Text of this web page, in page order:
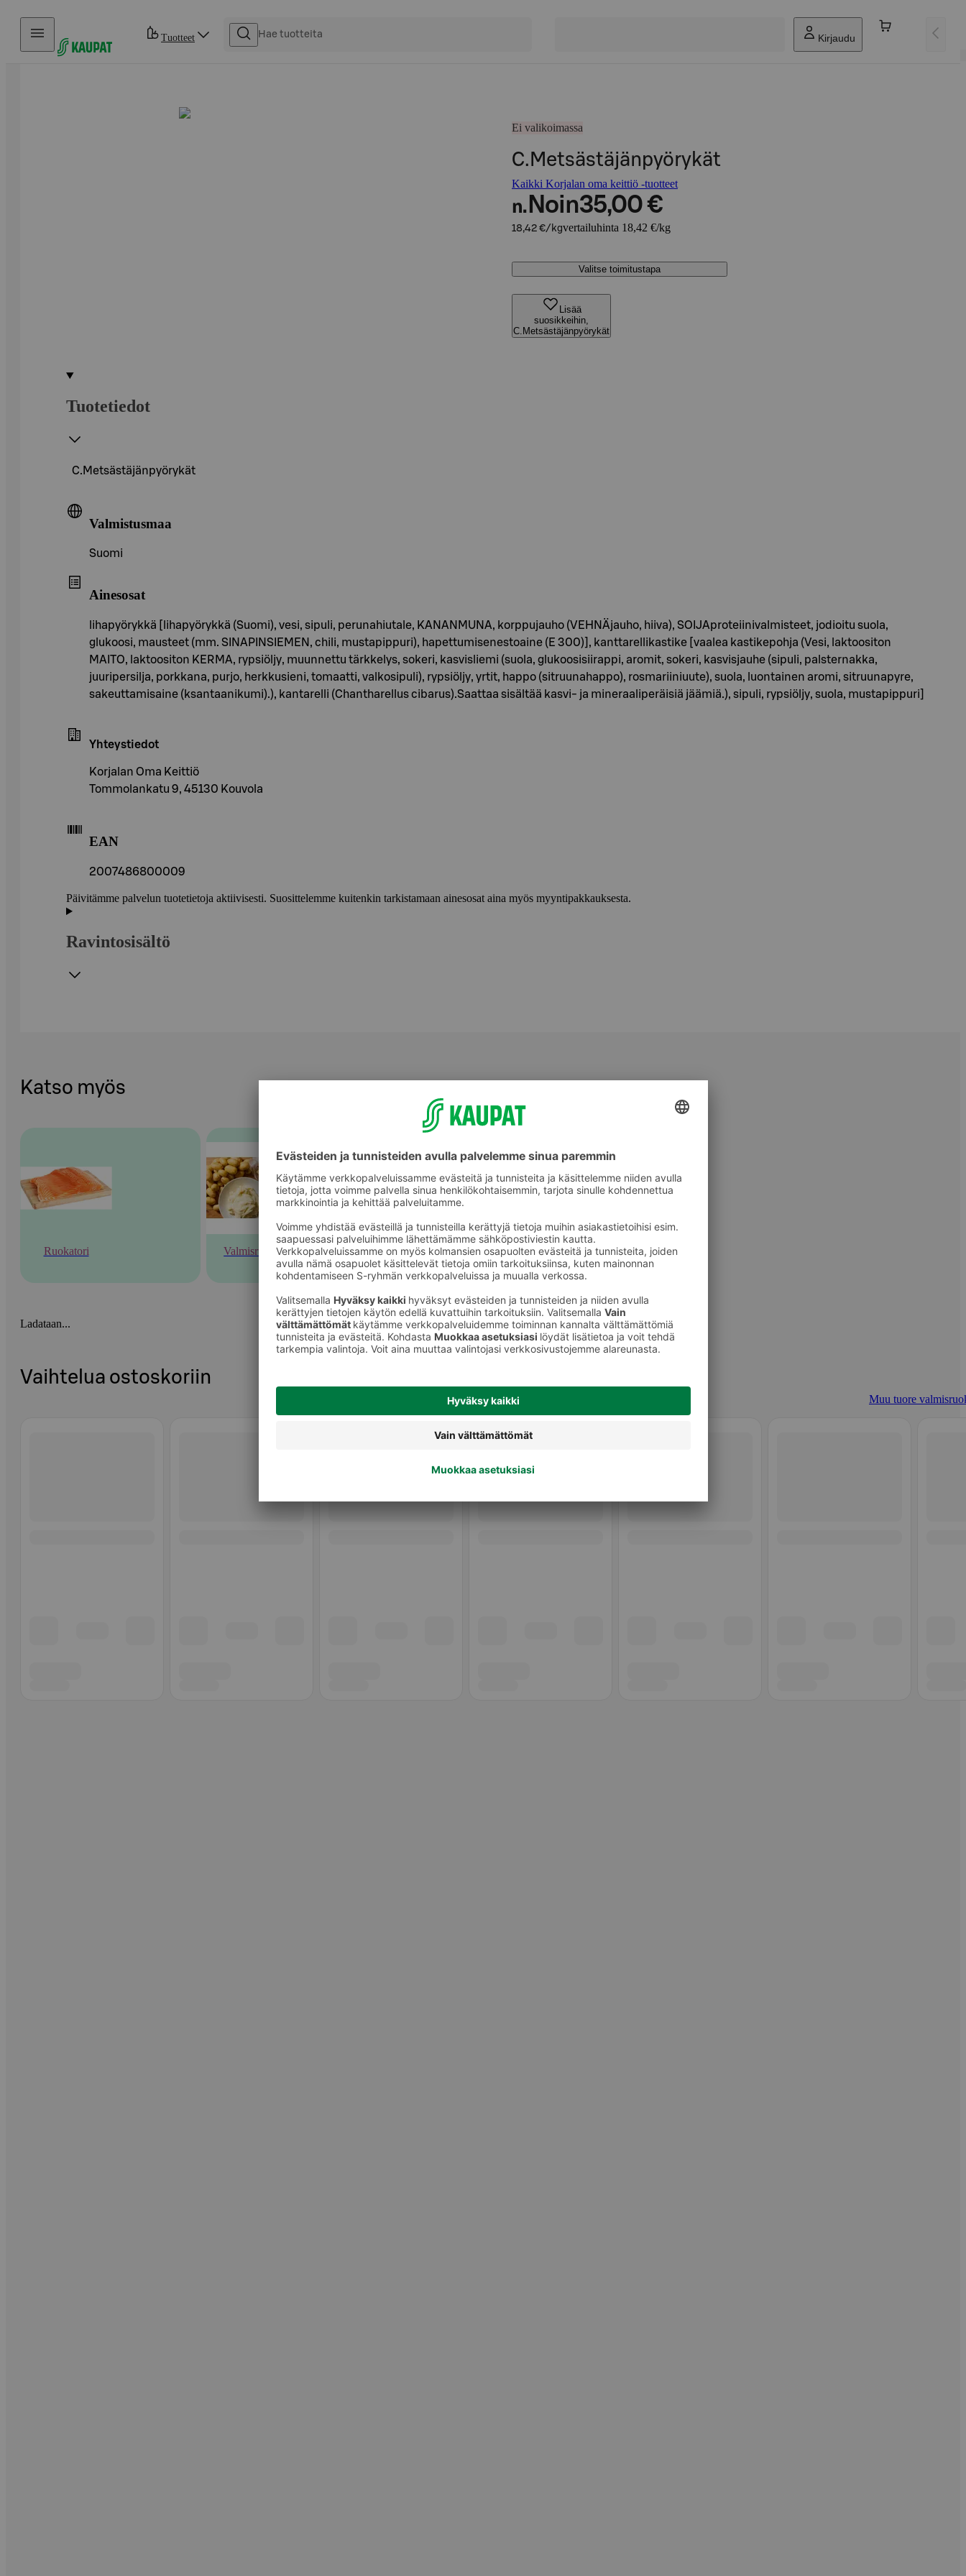
Hyppää sisältöön
Tuotteet Kirjaudu
Ei valikoimassa
C.Metsästäjänpyörykät
Kaikki Korjalan oma keittiö -tuotteet
n. Noin35,00 €
18,42 €/kgvertailuhinta 18,42 €/kg
Valitse toimitustapa
Lisää
suosikkeihin,
C.Metsästäjänpyörykät
Tuotetiedot
C.Metsästäjänpyörykät
Valmistusmaa
Suomi
Ainesosat
lihapyörykkä [lihapyörykkä (Suomi), vesi, sipuli, perunahiutale, KANANMUNA, korppujauho (VEHNÄjauho, hiiva), SOIJAproteiinivalmisteet, jodioitu suola,
glukoosi, mausteet (mm. SINAPINSIEMEN, chili, mustapippuri), hapettumisenestoaine (E 300)], kanttarellikastike [vaalea kastikepohja (Vesi, laktoositon
MAITO, laktoositon KERMA, rypsiöljy, muunnettu tärkkelys, sokeri, kasvisliemi (suola, glukoosisiirappi, aromit, sokeri, kasvisjauhe (sipuli, palsternakka,
juuripersilja, porkkana, purjo, herkkusieni, tomaatti, valkosipuli), rypsiöljy, yrtit, happo (sitruunahappo), rosmariiniuute), suola, luontainen aromi, sitruunapyre,
sakeuttamisaine (ksantaanikumi).), kantarelli (Chantharellus cibarus).Saattaa sisältää kasvi- ja mineraaliperäisiä jäämiä.), sipuli, rypsiöljy, suola, mustapippuri]
Yhteystiedot
Korjalan Oma Keittiö
Tommolankatu 9, 45130 Kouvola
EAN
2007486800009
Päivitämme palvelun tuotetietoja aktiivisesti. Suosittelemme kuitenkin tarkistamaan ainesosat aina myös myyntipakkauksesta.
Ravintosisältö
Katso myös
Ruokatori Valmisruoka Muu tuore valmisruoka
Ladataan...
Vaihtelua ostoskoriin
Muu tuore